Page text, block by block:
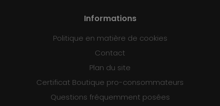
Informations
Politique en matière de cookies
Contact
Plan du site
Certificat Boutique pro-consommateurs
Questions fréquemment posées